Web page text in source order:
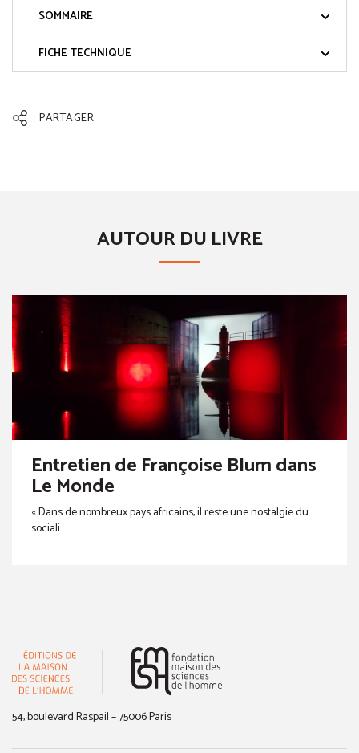
SOMMAIRE
FICHE TECHNIQUE
PARTAGER
AUTOUR DU LIVRE
Entretien de Françoise Blum dans
Le Monde
« Dans de nombreux pays africains, il reste une nostalgie du
sociali ...
54, boulevard Raspail – 75006 Paris